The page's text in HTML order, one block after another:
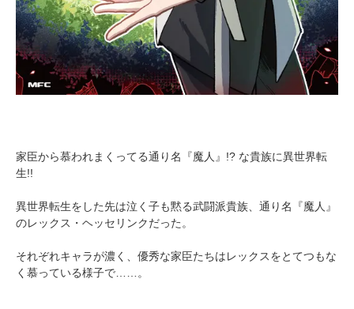
家臣から慕われまくってる通り名『魔人』!? な貴族に異世界転
生!!
異世界転生をした先は泣く子も黙る武闘派貴族、通り名『魔人』
のレックス・ヘッセリンクだった。
それぞれキャラが濃く、優秀な家臣たちはレックスをとてつもな
く慕っている様子で……。